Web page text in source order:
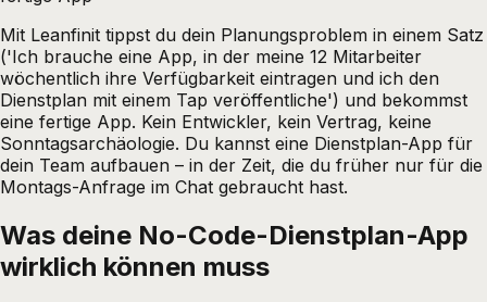
Mit Leanfinit tippst du dein Planungsproblem in einem Satz
('Ich brauche eine App, in der meine 12 Mitarbeiter
wöchentlich ihre Verfügbarkeit eintragen und ich den
Dienstplan mit einem Tap veröffentliche') und bekommst
eine fertige App. Kein Entwickler, kein Vertrag, keine
Sonntagsarchäologie. Du kannst eine Dienstplan-App für
dein Team aufbauen – in der Zeit, die du früher nur für die
Montags-Anfrage im Chat gebraucht hast.
Was deine No-Code-Dienstplan-App
wirklich können muss